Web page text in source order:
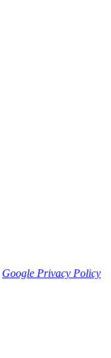
Google Privacy Policy